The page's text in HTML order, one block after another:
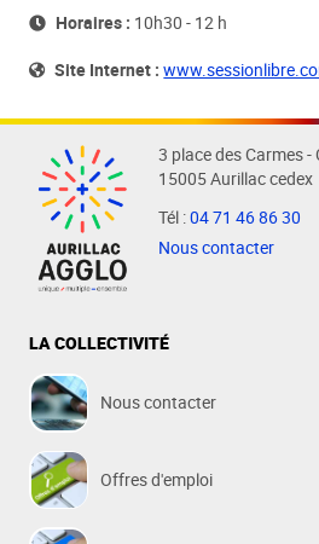
Horaires : 10h30 - 12 h
Site Internet :
3 place des Carmes -
15005 Aurillac cedex
Tél :04 71 46 86 30
Nous contacter
LA COLLECTIVITÉ
Nous contacter
Offres d'emploi